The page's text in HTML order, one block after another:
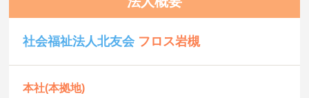
社会福祉法人北友会 フロス岩槻
本社(本拠地)